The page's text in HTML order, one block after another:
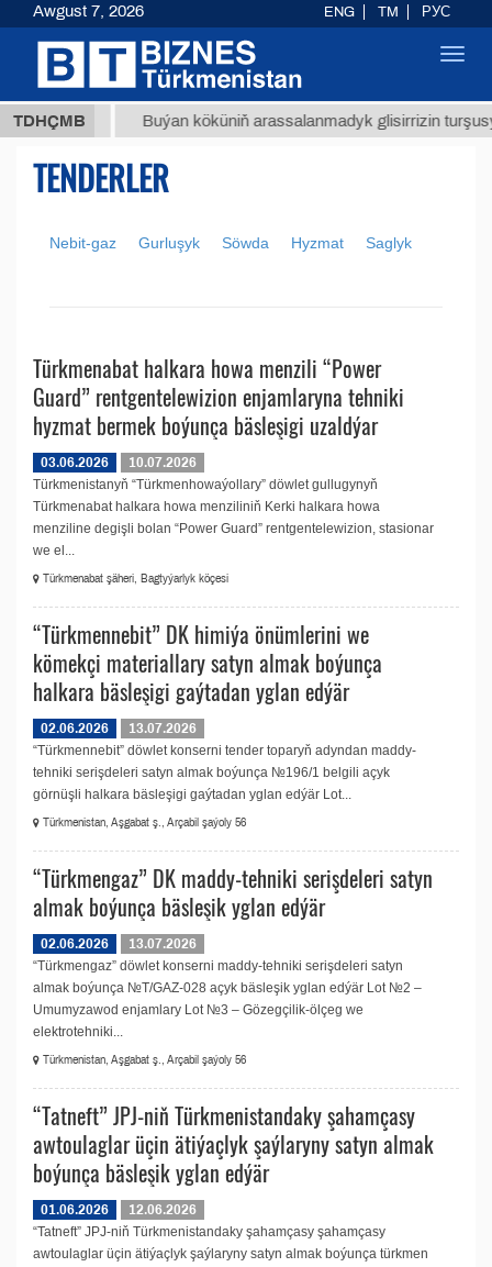
TDHÇMB
37,8 ТМТ Buýan köküniň arassalanmadyk glisirrizin turşusy
TENDERLER
Nebit-gaz Gurluşyk Söwda Hyzmat Saglyk
Türkmenabat halkara howa menzili “Power
Guard” rentgentelewizion enjamlaryna tehniki
hyzmat bermek boýunça bäsleşigi uzaldýar
03.06.2026
10.07.2026
Türkmenistanyň “Türkmenhowaýollary” döwlet gullugynyň
Türkmenabat halkara howa menziliniň Kerki halkara howa
menziline degişli bolan “Power Guard” rentgentelewizion, stasionar
we el...
Türkmenabat şäheri, Bagtyýarlyk köçesi
“Türkmennebit” DK himiýa önümlerini we
kömekçi materiallary satyn almak boýunça
halkara bäsleşigi gaýtadan yglan edýär
02.06.2026
13.07.2026
“Türkmennebit” döwlet konserni tender toparyň adyndan maddy-
tehniki serişdeleri satyn almak boýunça №196/1 belgili açyk
görnüşli halkara bäsleşigi gaýtadan yglan edýär Lot...
Türkmenistan, Aşgabat ş., Arçabil şaýoly 56
“Türkmengaz” DK maddy-tehniki serişdeleri satyn
almak boýunça bäsleşik yglan edýär
02.06.2026
13.07.2026
“Türkmengaz” döwlet konserni maddy-tehniki serişdeleri satyn
almak boýunça №T/GAZ-028 açyk bäsleşik yglan edýär Lot №2 –
Umumyzawod enjamlary Lot №3 – Gözegçilik-ölçeg we
elektrotehniki...
Türkmenistan, Aşgabat ş., Arçabil şaýoly 56
“Tatneft” JPJ-niň Türkmenistandaky şahamçasy
awtoulaglar üçin ätiýaçlyk şaýlaryny satyn almak
boýunça bäsleşik yglan edýär
01.06.2026
12.06.2026
“Tatneft” JPJ-niň Türkmenistandaky şahamçasy şahamçasy
awtoulaglar üçin ätiýaçlyk şaýlaryny satyn almak boýunça türkmen
Awgust 7, 2026 ENG TM РУС